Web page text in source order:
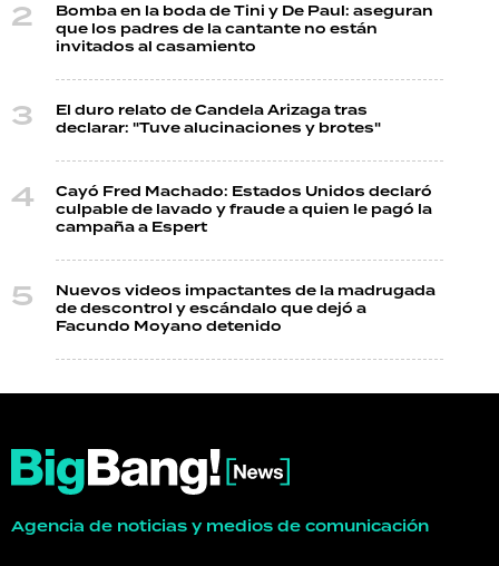
Bomba en la boda de Tini y De Paul: aseguran
que los padres de la cantante no están
invitados al casamiento
El duro relato de Candela Arizaga tras
declarar: "Tuve alucinaciones y brotes"
Cayó Fred Machado: Estados Unidos declaró
culpable de lavado y fraude a quien le pagó la
campaña a Espert
Nuevos videos impactantes de la madrugada
de descontrol y escándalo que dejó a
Facundo Moyano detenido
Agencia de noticias y medios de comunicación